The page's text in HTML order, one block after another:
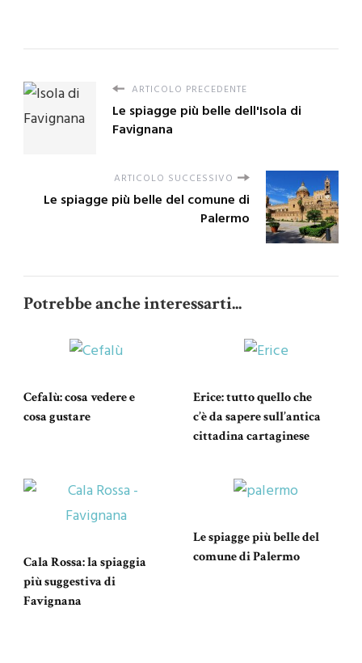
ARTICOLO PRECEDENTE
Le spiagge più belle dell'Isola di
Favignana
ARTICOLO SUCCESSIVO
Le spiagge più belle del comune di
Palermo
Potrebbe anche interessarti...
Cefalù: cosa vedere e
cosa gustare
Erice: tutto quello che
c’è da sapere sull’antica
cittadina cartaginese
Cala Rossa: la spiaggia
più suggestiva di
Favignana
Le spiagge più belle del
comune di Palermo